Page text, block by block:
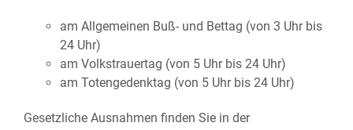
am Allgemeinen Buß- und Bettag (von 3 Uhr bis
24 Uhr)
am Volkstrauertag (von 5 Uhr bis 24 Uhr)
am Totengedenktag (von 5 Uhr bis 24 Uhr)
Gesetzliche Ausnahmen finden Sie in der